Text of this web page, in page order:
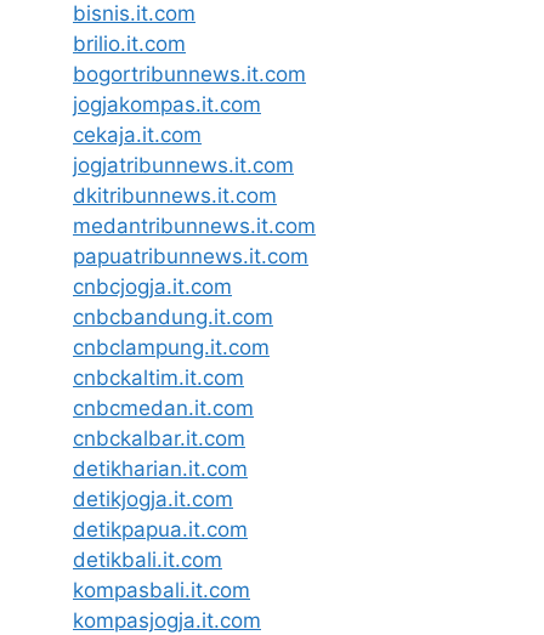
bisnis.it.com
brilio.it.com
bogortribunnews.it.com
jogjakompas.it.com
cekaja.it.com
jogjatribunnews.it.com
dkitribunnews.it.com
medantribunnews.it.com
papuatribunnews.it.com
cnbcjogja.it.com
cnbcbandung.it.com
cnbclampung.it.com
cnbckaltim.it.com
cnbcmedan.it.com
cnbckalbar.it.com
detikharian.it.com
detikjogja.it.com
detikpapua.it.com
detikbali.it.com
kompasbali.it.com
kompasjogja.it.com